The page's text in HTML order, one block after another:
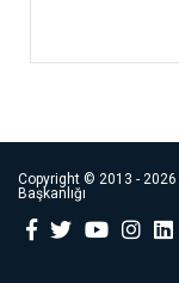
Copyright © 2013 - 2026
Başkanlığı